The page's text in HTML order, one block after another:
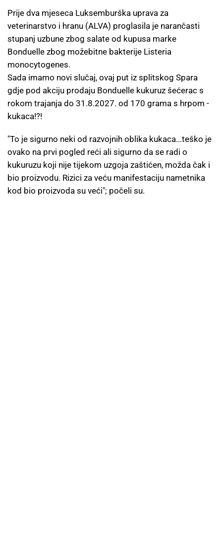
Prije dva mjeseca Luksemburška uprava za
veterinarstvo i hranu (ALVA) proglasila je narančasti
stupanj uzbune zbog salate od kupusa marke
Bonduelle zbog možebitne bakterije Listeria
monocytogenes.
Sada imamo novi slučaj, ovaj put iz splitskog Spara
gdje pod akciju prodaju Bonduelle kukuruz šećerac s
rokom trajanja do 31.8.2027. od 170 grama s hrpom -
kukaca!?!
"To je sigurno neki od razvojnih oblika kukaca...teško je
ovako na prvi pogled reći ali sigurno da se radi o
kukuruzu koji nije tijekom uzgoja zaštićen, možda čak i
bio proizvodu. Rizici za veću manifestaciju nametnika
kod bio proizvoda su veći"; počeli su.